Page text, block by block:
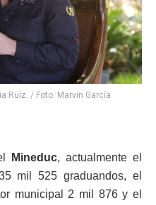
Ruíz. / Foto: Marvin García
Mineduc, actualmente el
mil 525 graduandos, el
municipal 2 mil 876 y el